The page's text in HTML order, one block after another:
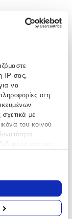
IP σας,
να
στη
σχετικά με
του κοινού
τη γεωγραφική
σε
ενεργά